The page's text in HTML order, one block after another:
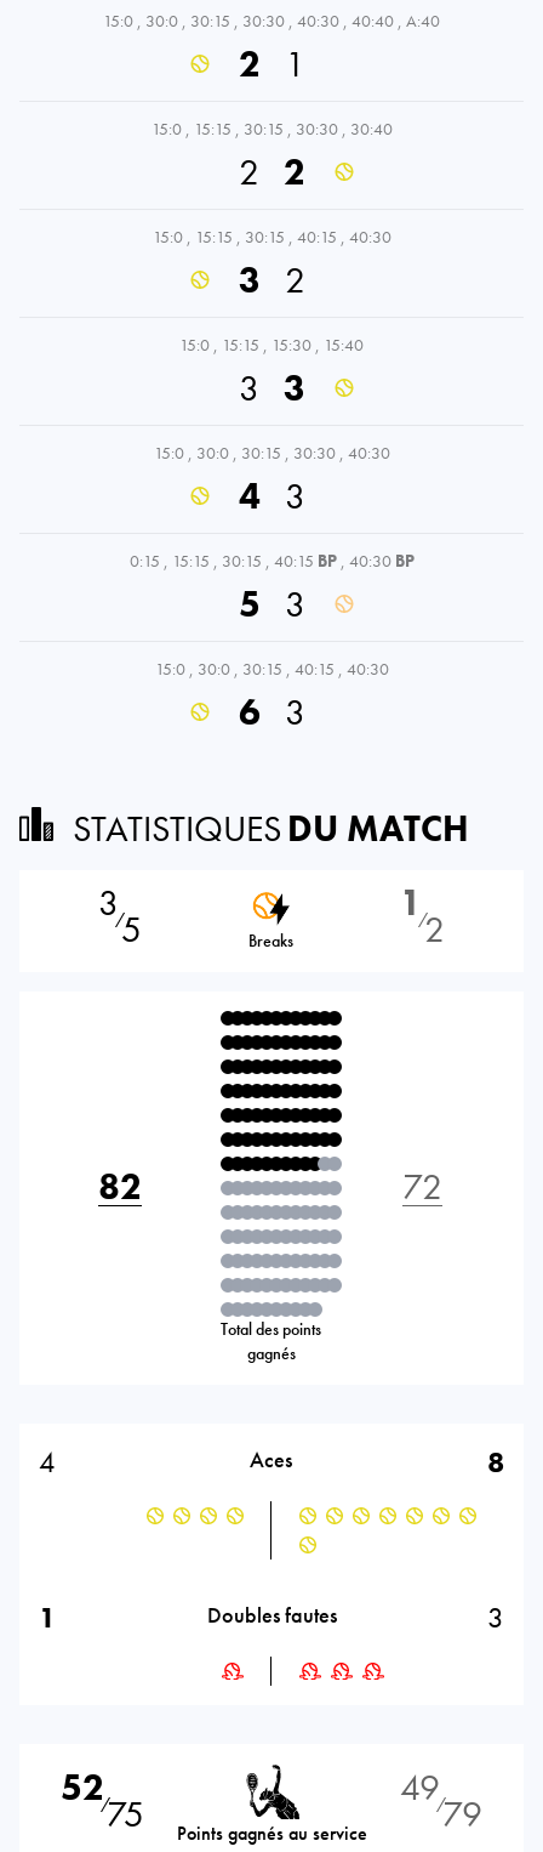
15:0 , 30:0 , 30:15 , 30:30 , 40:30 , 40:40 , A:40
2 1
15:0 , 15:15 , 30:15 , 30:30 , 30:40
2 2
15:0 , 15:15 , 30:15 , 40:15 , 40:30
3 2
15:0 , 15:15 , 15:30 , 15:40
3 3
15:0 , 30:0 , 30:15 , 30:30 , 40:30
4 3
0:15 , 15:15 , 30:15 , 40:15 BP , 40:30 BP
5 3
15:0 , 30:0 , 30:15 , 40:15 , 40:30
6 3
STATISTIQUES DU MATCH
3⁄5 Breaks
1 ⁄2
82
Total des points
gagnés
72
4 Aces 8
1 Doubles fautes 3
52⁄75 Points gagnés au service
49⁄79